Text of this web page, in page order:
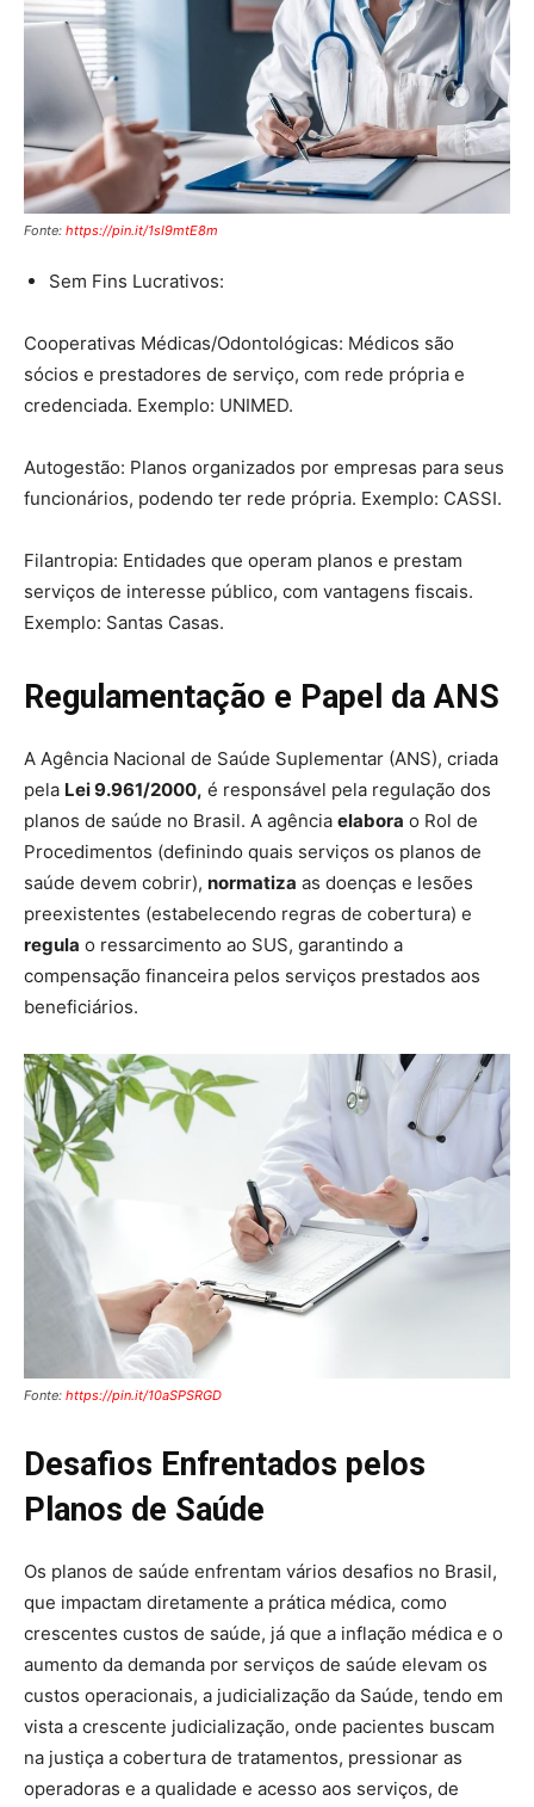
Fonte: https://pin.it/1sI9mtE8m
Sem Fins Lucrativos:
Cooperativas Médicas/Odontológicas: Médicos são
sócios e prestadores de serviço, com rede própria e
credenciada. Exemplo: UNIMED.
Autogestão: Planos organizados por empresas para seus
funcionários, podendo ter rede própria. Exemplo: CASSI.
Filantropia: Entidades que operam planos e prestam
serviços de interesse público, com vantagens fiscais.
Exemplo: Santas Casas.
Regulamentação e Papel da ANS
A Agência Nacional de Saúde Suplementar (ANS), criada
pela Lei 9.961/2000, é responsável pela regulação dos
planos de saúde no Brasil. A agência elabora o Rol de
Procedimentos (definindo quais serviços os planos de
saúde devem cobrir), normatiza as doenças e lesões
preexistentes (estabelecendo regras de cobertura) e
regula o ressarcimento ao SUS, garantindo a
compensação financeira pelos serviços prestados aos
beneficiários.
Fonte: https://pin.it/10aSPSRGD
Desafios Enfrentados pelos
Planos de Saúde
Os planos de saúde enfrentam vários desafios no Brasil,
que impactam diretamente a prática médica, como
crescentes custos de saúde, já que a inflação médica e o
aumento da demanda por serviços de saúde elevam os
custos operacionais, a judicialização da Saúde, tendo em
vista a crescente judicialização, onde pacientes buscam
na justiça a cobertura de tratamentos, pressionar as
operadoras e a qualidade e acesso aos serviços, de